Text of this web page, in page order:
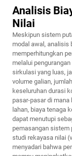
Analisis
Nilai
Meskipun sistem
modal awal, analisis
memperhitungkan
melalui
sirkulasi yang luas,
volume galian,
keseluruhan durasi
pasar-pasar di
lahan, biaya tenaga
dapat menutupi
pemasangan sistem
studi rekayasa nilai
menyadari bahwa